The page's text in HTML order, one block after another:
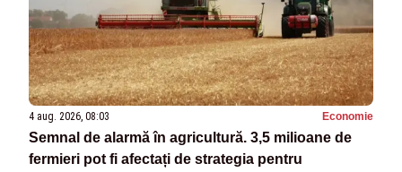
4 aug. 2026, 08:03 Economie
Semnal de alarmă în agricultură. 3,5 milioane de
fermieri pot fi afectați de strategia pentru